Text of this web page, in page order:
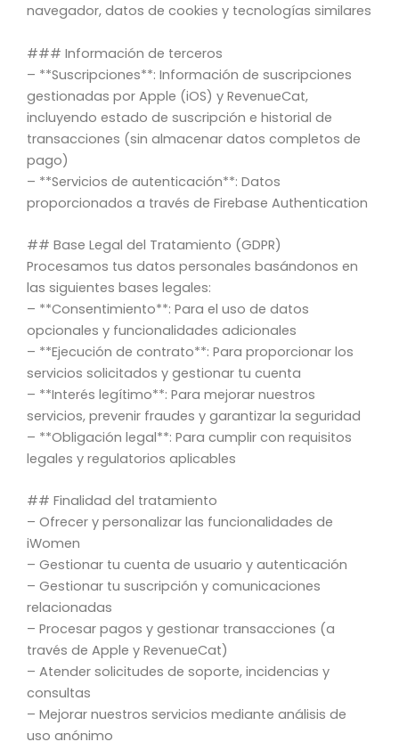
navegador, datos de cookies y tecnologías similares
### Información de terceros
– **Suscripciones**: Información de suscripciones
gestionadas por Apple (iOS) y RevenueCat,
incluyendo estado de suscripción e historial de
transacciones (sin almacenar datos completos de
pago)
– **Servicios de autenticación**: Datos
proporcionados a través de Firebase Authentication
## Base Legal del Tratamiento (GDPR)
Procesamos tus datos personales basándonos en
las siguientes bases legales:
– **Consentimiento**: Para el uso de datos
opcionales y funcionalidades adicionales
– **Ejecución de contrato**: Para proporcionar los
servicios solicitados y gestionar tu cuenta
– **Interés legítimo**: Para mejorar nuestros
servicios, prevenir fraudes y garantizar la seguridad
– **Obligación legal**: Para cumplir con requisitos
legales y regulatorios aplicables
## Finalidad del tratamiento
– Ofrecer y personalizar las funcionalidades de
iWomen
– Gestionar tu cuenta de usuario y autenticación
– Gestionar tu suscripción y comunicaciones
relacionadas
– Procesar pagos y gestionar transacciones (a
través de Apple y RevenueCat)
– Atender solicitudes de soporte, incidencias y
consultas
– Mejorar nuestros servicios mediante análisis de
uso anónimo